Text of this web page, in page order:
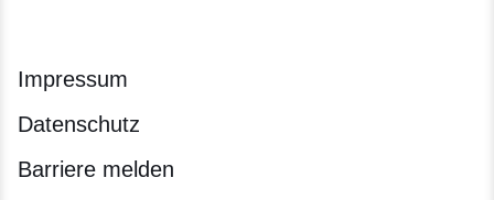
Impressum
Datenschutz
Barriere melden